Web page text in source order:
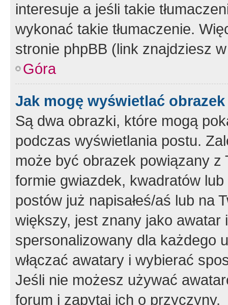
interesuje a jeśli takie
wykonać takie tłumaczenie.
stronie phpBB (link znajdziesz
Góra
Jak mogę wyświetlać
Są dwa obrazki, które mogą
podczas wyświetlania postu.
może być obrazek powiązany z
formie gwiazdek, kwadratów
postów już napisałeś/aś lub na
większy, jest znany jako
spersonalizowany dla każdego
włączać awatary i wybierać
Jeśli nie możesz używać
forum i zapytaj ich o przyczyny.